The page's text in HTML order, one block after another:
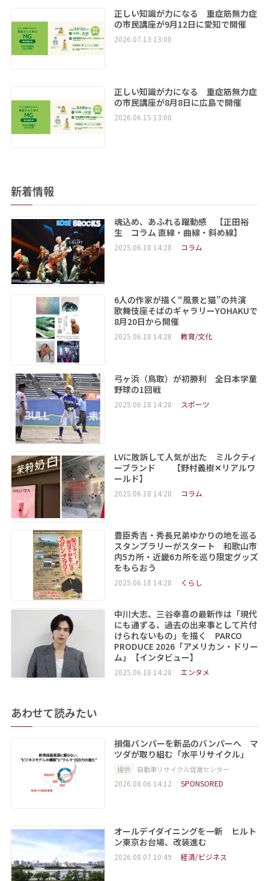
正しい知識が力になる 重症筋無力症
の市民講座が9月12日に愛知で開催
2026.07.13 13:00
正しい知識が力になる 重症筋無力症
の市民講座が8月8日に広島で開催
2026.06.15 13:00
新着情報
魂込め、あふれる躍動感 【正田裕
生 コラム 直線・曲線・斜め線】
2025.06.18 14:28 コラム
6人の作家が描く“風景と猫”の共演
歌舞伎座そばのギャラリーYOHAKUで
8月20日から開催
2025.06.18 14:28 教育/文化
弓ヶ浜（鳥取）が初勝利 全日本学童
野球の1回戦
2025.06.18 14:28 スポーツ
LVに敗訴して人気が出た ミルクティ
ーブランド 【野村義樹✕リアルワ
ールド】
2025.06.18 14:28 コラム
豊臣秀吉・秀長兄弟ゆかりの地を巡る
スタンプラリーがスタート 和歌山市
内5カ所・近畿6カ所を巡り限定グッズ
をもらおう
2025.06.18 14:28 くらし
中川大志、三谷幸喜の最新作は「現代
にも通ずる、過去の出来事として片付
けられないもの」を描く PARCO
PRODUCE 2026「アメリカン・ドリー
ム」【インタビュー】
2025.06.18 14:28 エンタメ
あわせて読みたい
損傷バンパーを新品のバンパーへ マ
ツダが取り組む「水平リサイクル」
提供 自動車リサイクル促進センター
2026.08.06 14:12 SPONSORED
オールデイダイニングを一新 ヒルト
ン東京お台場、改装進む
2026.08.07 10:49 経済/ビジネス